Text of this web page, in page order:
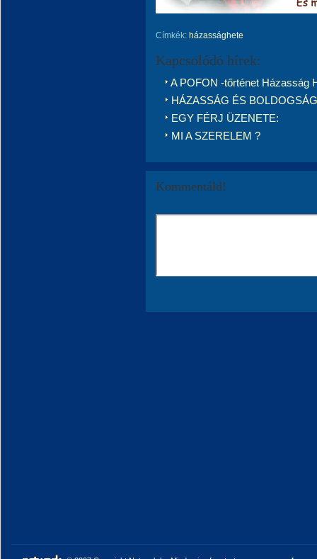
Címkék: házassághete
Kapcsolódó hírek:
A POFON -tőrténet Házasság
HÁZASSÁG ÉS BOLDOGSÁG
EGY FÉRJ ÜZENETE:
MI A SZERELEM ?
Kommentáld!